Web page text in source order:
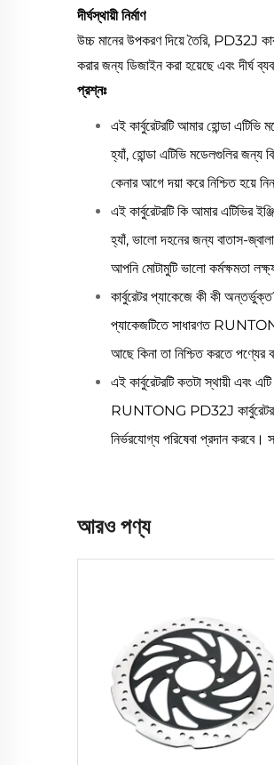
দীর্ঘস্থায়ী নির্মাণ
উচ্চ মানের উপকরণ দিয়ে তৈরি, PD32J
করার জন্য ডিজাইন করা হয়েছে এবং দীর্ঘ
প্রশ্নঃ
এই কার্বুরেটরটি আমার হোন্ডা এটিভি
হ্যাঁ, হোন্ডা এটিভি মডেলগুলির
কেনার আগে দয়া করে নিশ্চিত হয়ে
এই কার্বুরেটরটি কি আমার এটিভির
হ্যাঁ, ভালো দহনের জন্য বাতাস-
আপনি মোটামুটি ভালো কর্মক্ষমতা
কার্বুরেটর প্যাকেজে কী কী
প্যাকেজটিতে সাধারণত
আছে কিনা তা নিশ্চিত করতে
এই কার্বুরেটরটি কতটা স্থায়ী এবং
RUNTONG PD32J কার্বুরেটরটি
নির্ভরযোগ্য পরিষেবা প্রদান করবে।
আরও পণ্য